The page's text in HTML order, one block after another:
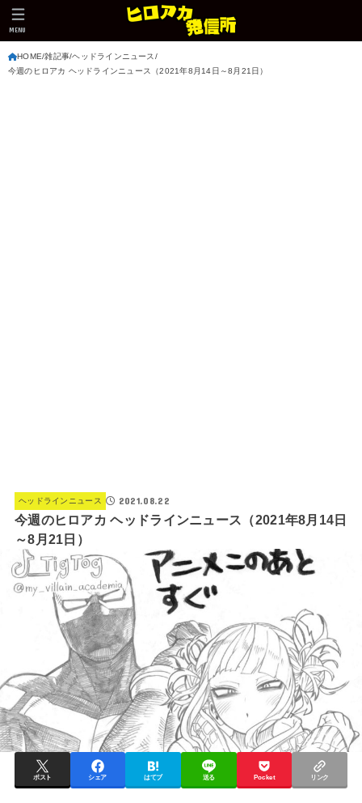
MENU
HOME 雑記事 ヘッドラインニュース
今週のヒロアカ ヘッドラインニュース（2021年8月14日～8月21日）
ヘッドラインニュース 2021.08.22
今週のヒロアカ ヘッドラインニュース（2021年8月14日
～8月21日）
ポスト シェア はてブ 送る Pocket リンク